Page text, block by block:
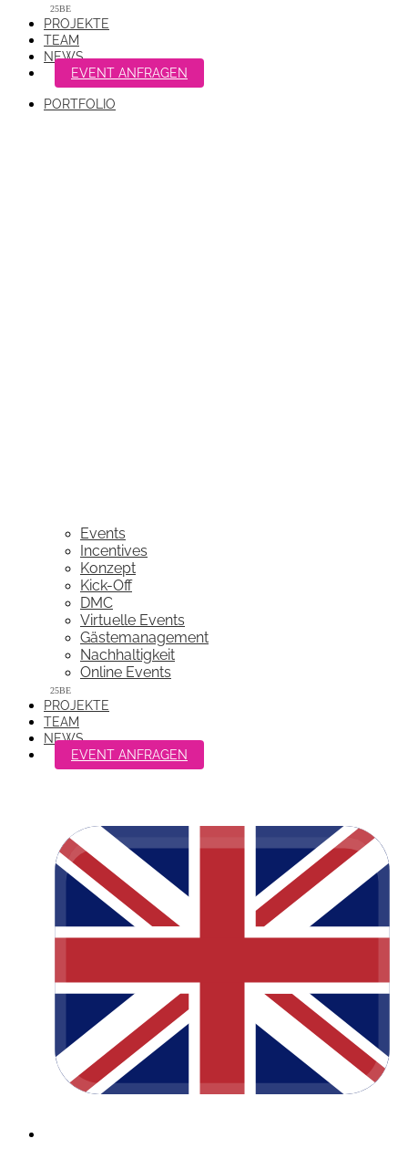
PROJEKTE
TEAM
NEWS
EVENT ANFRAGEN
PORTFOLIO
Events
Incentives
Konzept
Kick-Off
DMC
Virtuelle Events
Gästemanagement
Nachhaltigkeit
Online Events
PROJEKTE
TEAM
NEWS
EVENT ANFRAGEN